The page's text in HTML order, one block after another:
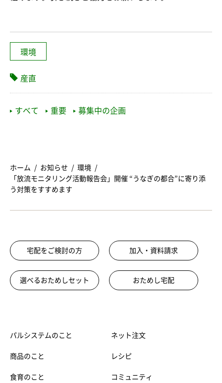
環境
産直
すべて 重要 募集中の企画
ホーム お知らせ
環境
「放流モニタリング活動報告会」開催 “うなぎの都合”に寄り添
う対策をすすめます
宅配をご検討の方 加入・資料請求
選べるおためしセット おためし宅配
パルシステムのこと
商品のこと
食育のこと
ネット注文
レシピ
コミュニティ